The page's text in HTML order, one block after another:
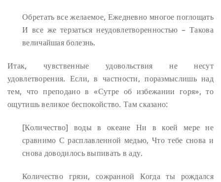
Обретать все желаемое, Ежедневно многое поглощать
И все же терзаться неудовлетворенностью – Такова
величайшая болезнь.
Итак, чувственные удовольствия не несут
удовлетворения. Если, в частности, поразмыслишь над
тем, что преподано в «Сутре об избежании горя», то
ощутишь великое беспокойство. Там сказано:
[Количество] воды в океане Ни в коей мере не
сравнимо С расплавленной медью, Что тебе снова и
снова доводилось выпивать в аду.
Количество грязи, сожранной Когда ты рождался